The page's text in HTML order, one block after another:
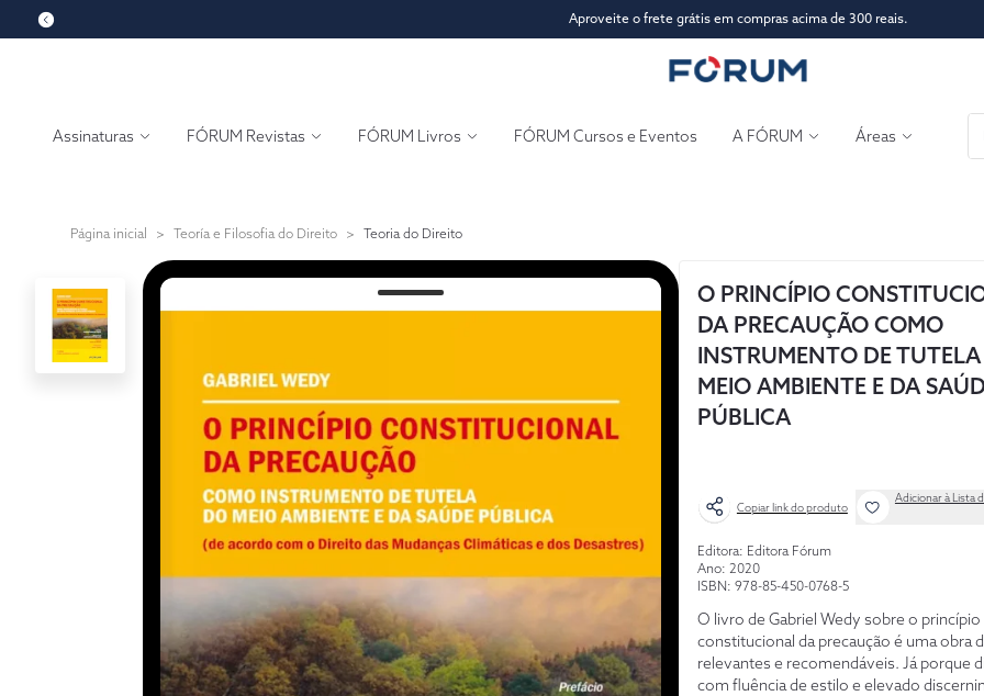
Aproveite o frete grátis em compras acima de 300 reais.
Assinaturas FÓRUM Revistas FÓRUM Livros FÓRUM Cursos e Eventos A FÓRUM Áreas
Página inicial > Teoría e Filosofia do Direito > Teoria do Direito
O PRINCÍPIO
DA PRECAUÇÃO COMO
INSTRUMENTO DE
MEIO AMBIENTE E DA
PÚBLICA
Copiar link do produto
Adicionar à Lista
Editora: Editora Fórum
Ano: 2020
ISBN: 978-85-450-0768-5
O livro de Gabriel Wedy sobre o princípio
constitucional da precaução é uma obra
relevantes e recomendáveis. Já porque
com fluência de estilo e elevado